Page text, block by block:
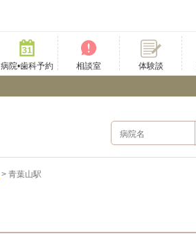
病院•歯科予約 相談室 体験談
> 青葉山駅